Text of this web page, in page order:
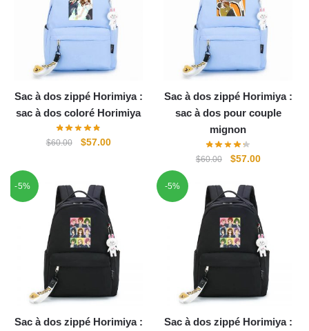
Sac à dos zippé Horimiya :
sac à dos coloré Horimiya
$60.00
Le
était :
$60.00.
$57.00Le
Sac à dos zippé Horimiya :
sac à dos pour couple
mignon
$60.00
Le
initial
était :
$60.00.
$57.00Le
$57.00.
-5%
Sac à dos zippé Horimiya :
-5%
Sac à dos zippé Horimiya :